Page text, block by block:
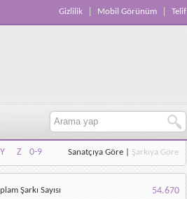
Gizlilik Mobil Görünüm Telif
Y Z
0-9
Y Z 0-9
Sanatçıya Göre Şarkıya Göre
Şarkı Sayısı 54.670